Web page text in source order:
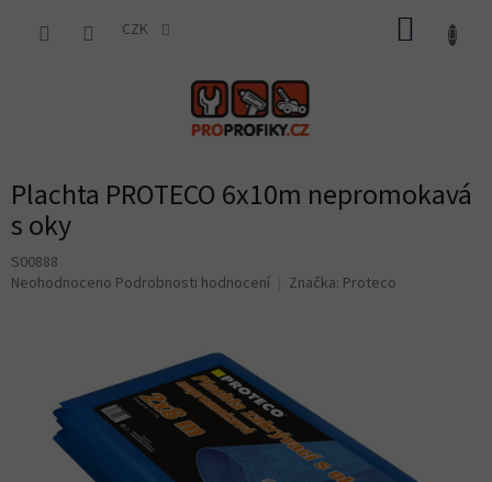
CZK
Plachta PROTECO 6x10m nepromokavá
s oky
S00888
Průměrné
hvězdiček.
Neohodnoceno Podrobnosti hodnocení Značka: Proteco